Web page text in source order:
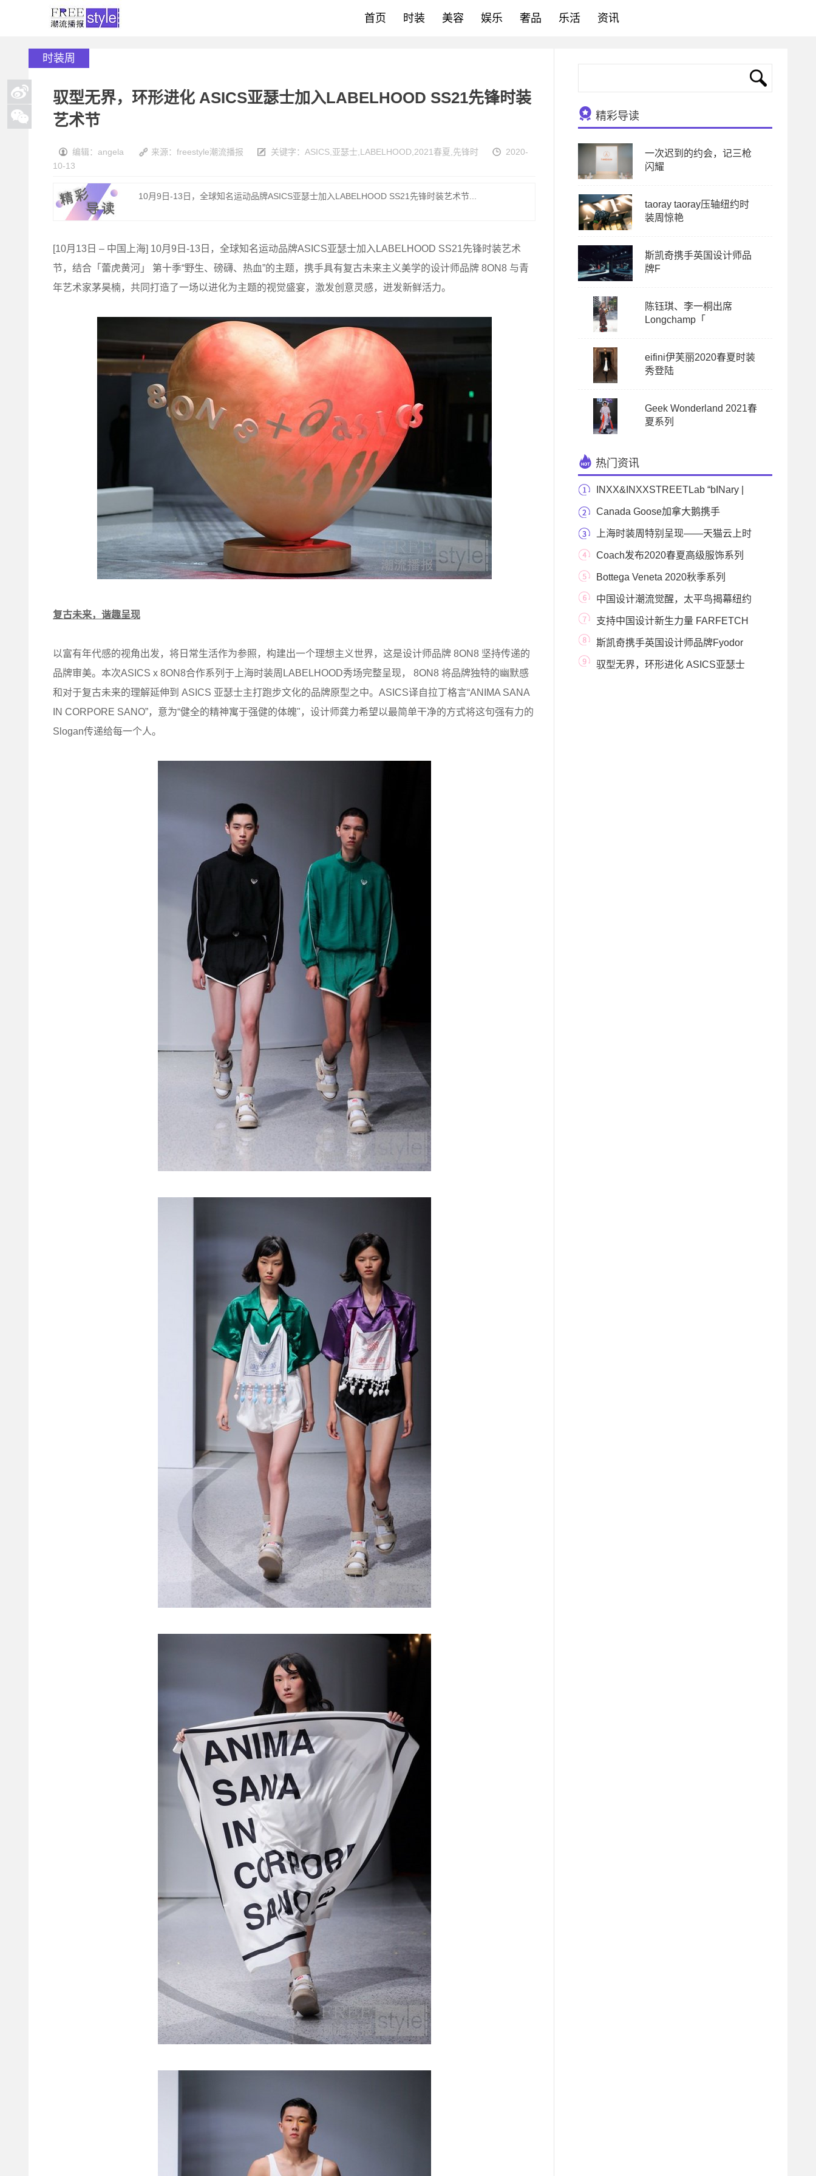
首页 时装 美容 娱乐 奢品 乐活 资讯
时装周
驭型无界，环形进化 ASICS亚瑟士加入LABELHOOD SS21先锋时装
艺术节
编辑：angela 来源：freestyle潮流播报 关键字： ASICS 亚瑟士 LABELHOOD 2021春夏 先锋时
2020-
10-13
10月9日-13日，全球知名运动品牌ASICS亚瑟士加入LABELHOOD SS21先锋时装艺术节...
[10月13日 – 中国上海] 10月9日-13日，全球知名运动品牌ASICS亚瑟士加入LABELHOOD SS21先锋时装艺术
节，结合「蕾虎黄河」 第十季“野生、磅礴、热血”的主题，携手具有复古未来主义美学的设计师品牌 8ON8 与青
年艺术家茅昊楠，共同打造了一场以进化为主题的视觉盛宴，激发创意灵感，迸发新鲜活力。
复古未来，谐趣呈现
以富有年代感的视角出发，将日常生活作为参照，构建出一个理想主义世界，这是设计师品牌 8ON8 坚持传递的
品牌审美。本次ASICS x 8ON8合作系列于上海时装周LABELHOOD秀场完整呈现， 8ON8 将品牌独特的幽默感
和对于复古未来的理解延伸到 ASICS 亚瑟士主打跑步文化的品牌原型之中。ASICS译自拉丁格言“ANIMA SANA
IN CORPORE SANO”，意为“健全的精神寓于强健的体魄"，设计师龚力希望以最简单干净的方式将这句强有力的
Slogan传递给每一个人。
精彩导读
一次迟到的约会，记三枪
闪耀
taoray taoray压轴纽约时
装周惊艳
斯凯奇携手英国设计师品
牌F
陈钰琪、李一桐出席
Longchamp「
eifini伊芙丽2020春夏时装
秀登陆
Geek Wonderland 2021春
夏系列
热门资讯
INXX&INXXSTREETLab “bINary |
双体” 时装的潮流语
Canada Goose加拿大鹅携手
Y/PROJECT推出2020秋冬系列
上海时装周特别呈现——天猫云上时
装周 LABELH
Coach发布2020春夏高级服饰系列
Bottega Veneta 2020秋季系列
中国设计潮流觉醒，太平鸟揭幕纽约
时装周支持中国设计新生力量 FARFETCH
发发奇“破圈行动
斯凯奇携手英国设计师品牌Fyodor
Golan 成功亮相上
驭型无界，环形进化 ASICS亚瑟士